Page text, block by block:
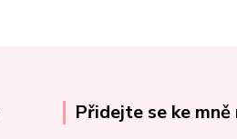
Přidejte se ke mně